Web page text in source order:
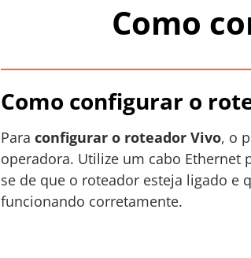
Como
Como configurar o
Para configurar o roteador Vivo, o
operadora. Utilize um cabo Ethernet
se de que o roteador esteja ligado e
funcionando corretamente.